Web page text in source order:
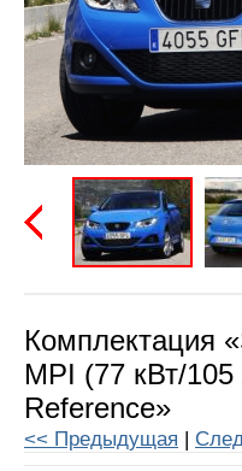
Комплектация
MPI (77 кВт/
Reference»
<< Предыдущая